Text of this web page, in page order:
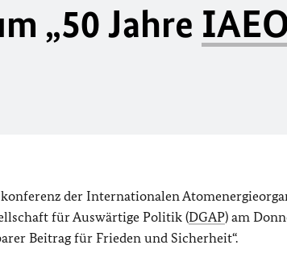
„50 Jahre
der Internationalen
für Auswärtige Politik (DGAP) am
Beitrag für Frieden und Sicherheit“.